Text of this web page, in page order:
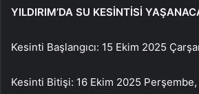
YILDIRIM’DA SU KESİNTİSİ
Kesinti Başlangıcı: 15 Ekim 2025
Kesinti Bitişi: 16 Ekim 2025